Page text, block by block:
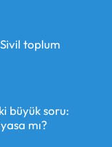
toplum
büyük soru:
mı?